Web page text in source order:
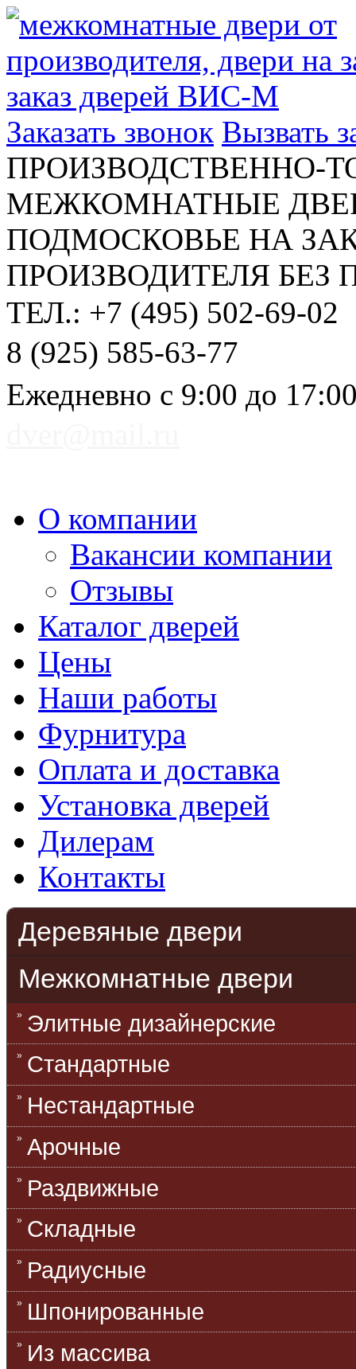
Заказать звонок Вызвать
ПРОИЗВОДСТВЕННО-
МЕЖКОМНАТНЫЕ
ПОДМОСКОВЬЕ НА
ПРОИЗВОДИТЕЛЯ БЕЗ
ТЕЛ.: +7 (495) 502-69-02
8 (925) 585-63-77
Ежедневно с 9:00 до
О компании
Вакансии компании
Отзывы
Каталог дверей
Цены
Наши работы
Фурнитура
Оплата и доставка
Установка дверей
Дилерам
Контакты
Деревяные двери
Межкомнатные двери
Элитные дизайнерские
Стандартные
Нестандартные
Арочные
Раздвижные
Складные
Радиусные
Шпонированные
Из массива